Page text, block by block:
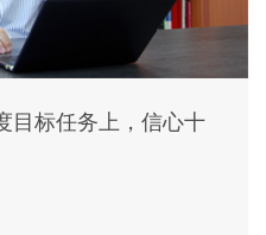
目标任务上，信心十